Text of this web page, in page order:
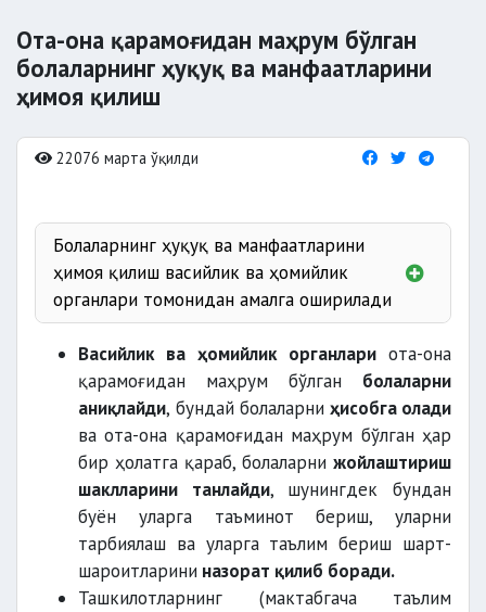
Ота-она қарамоғидан маҳрум бўлган
болаларнинг ҳуқуқ ва манфаатларини
ҳимоя қилиш
22076 марта ўқилди
Болаларнинг ҳуқуқ ва манфаатларини
ҳимоя қилиш васийлик ва ҳомийлик
органлари томонидан амалга оширилади
ота-оналик ҳуқуқи чекланганда;
лаёқатсиз деб
топилганда;
касал бўлганда;
муддат бўлмаганда;
Васийлик ва ҳомийлик органлари ота-она
қарамоғидан маҳрум бўлган болаларни
аниқлайди, бундай болаларни ҳисобга олади
ва ота-она қарамоғидан маҳрум бўлган ҳар
бир ҳолатга қараб, болаларни жойлаштириш
шаклларини танлайди, шунингдек бундан
буён уларга таъминот бериш, уларни
тарбиялаш ва уларга таълим бериш шарт-
шароитларини назорат қилиб боради.
Ташкилотларнинг (мактабгача таълим